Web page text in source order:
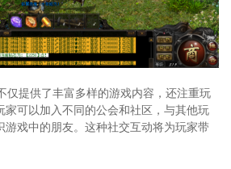
仅提供了丰富多样的游戏内容，还注重玩
家可以加入不同的公会和社区，与其他玩
游戏中的朋友。这种社交互动将为玩家带